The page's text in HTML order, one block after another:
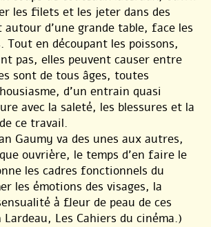
les filets et les jeter dans des
autour d’une grande table, face les
Tout en découpant les poissons,
pas, elles peuvent causer entre
sont de tous âges, toutes
d’un entrain quasi
avec la saleté, les blessures et la
ce travail.
Gaumy va des unes aux autres,
ouvrière, le temps d’en faire le
les cadres fonctionnels du
les émotions des visages, la
à fleur de peau de ces
Les Cahiers du cinéma.)